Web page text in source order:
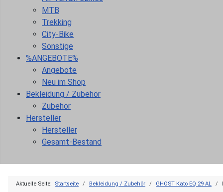
MTB
Trekking
City-Bike
Sonstige
%ANGEBOTE%
Angebote
Neu im Shop
Bekleidung / Zubehör
Zubehör
Hersteller
Hersteller
Gesamt-Bestand
Aktuelle Seite: Startseite Bekleidung / Zubehör GHOST Kato EQ 29 AL